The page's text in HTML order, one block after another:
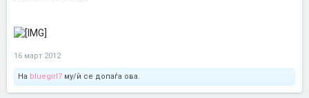
16 март 2012
На bluegirl7 му/ѝ се допаѓа ова.